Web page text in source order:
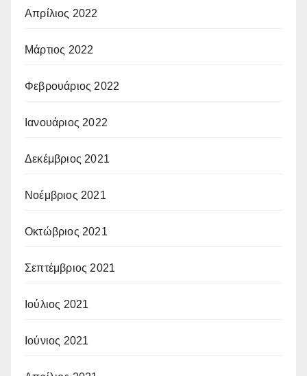
Απρίλιος 2022
Μάρτιος 2022
Φεβρουάριος 2022
Ιανουάριος 2022
Δεκέμβριος 2021
Νοέμβριος 2021
Οκτώβριος 2021
Σεπτέμβριος 2021
Ιούλιος 2021
Ιούνιος 2021